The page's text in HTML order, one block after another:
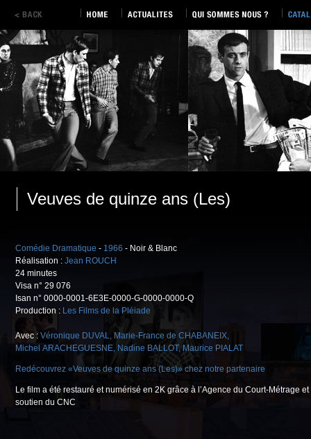
Veuves de quinze ans (Les)
Comédie Dramatique - 1966 - Noir & Blanc
Réalisation : Jean ROUCH
24 minutes
Visa n° 29 076
Isan n° 0000-0001-6E3E-0000-G-0000-0000-Q
Production : Les Films de la Pléiade
Avec : Véronique DUVAL, Marie-France de CHABANEIX,
Michel ARACHEGUESNE, Nadine BALLOT, Maurice PIALAT
Redécouvrez «Veuves de quinze ans (Les)» chez notre partenaire
Le film a été restauré et numérisé en 2K grâce à l’Agence du Court-Métrage et
soutien du CNC